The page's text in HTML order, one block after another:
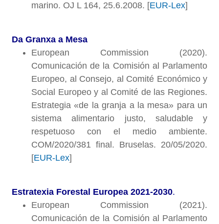
marino. OJ L 164, 25.6.2008. [EUR-Lex]
Da Granxa a Mesa
European Commission (2020).
Comunicación de la Comisión al Parlamento
Europeo, al Consejo, al Comité Económico y
Social Europeo y al Comité de las Regiones.
Estrategia «de la granja a la mesa» para un
sistema alimentario justo, saludable y
respetuoso con el medio ambiente.
COM/2020/381 final. Bruselas. 20/05/2020.
[EUR-Lex]
Estratexia Forestal Europea 2021-2030.
European Commission (2021).
Comunicación de la Comisión al Parlamento